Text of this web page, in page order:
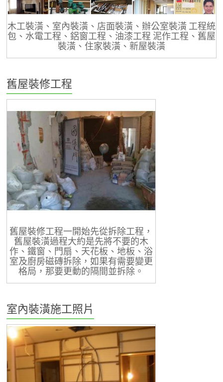
木工裝潢、室內裝潢、店面裝潢、辦公室裝潢 工程統
包、水電工程、鋁窗工程、油漆工程 泥作工程、舊屋
裝潢、住家裝潢、新屋裝潢
舊屋裝修工程
舊屋裝修工程一開始先從拆除工程，
舊屋裝潢過程大約是先將不要的木
作、鐵窗、門扇、天花板、地板、浴
室及廚房磁磚拆除，如果有需要變更
格局，那要更動的隔間並拆除。
室內裝潢施工照片